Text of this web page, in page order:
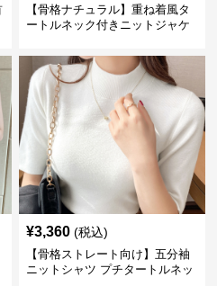
【骨格ナチュラル】重ね着風タ
ートルネック付きニットジャケ
¥3,360 (税込)
【骨格ストレート向け】五分袖
ニットシャツ プチタートルネッ